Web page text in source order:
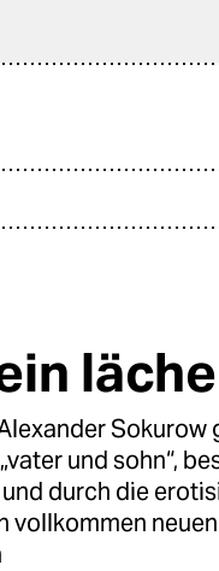
Sokurow
und sohn“,
durch die
vollkommen